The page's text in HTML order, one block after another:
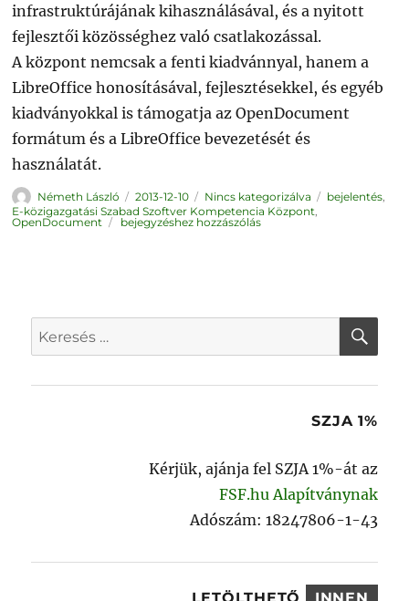
infrastruktúrájának kihasználásával, és a nyitott
fejlesztői közösséghez való csatlakozással.
A központ nemcsak a fenti kiadvánnyal, hanem a
LibreOffice honosításával, fejlesztésekkel, és egyéb
kiadványokkal is támogatja az OpenDocument
formátum és a LibreOffice bevezetését és
használatát.
Szerző
Németh László Közzétéve
2013-12-10 Kategória
Nincs kategorizálva Címke
bejelentés,
E-közigazgatási Szabad Szoftver Kompetencia Központ,
OpenDocument
OpenDocument
bejegyzéshez hozzászólás
Keresés
a
SZJA 1%
Kérjük, ajánja fel SZJA 1%-át az
FSF.hu Alapítványnak
Adószám: 18247806-1-43